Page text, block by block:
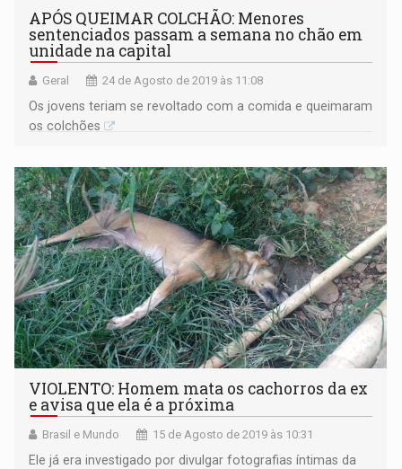
APÓS QUEIMAR COLCHÃO: Menores
sentenciados passam a semana no chão em
unidade na capital
Geral 24 de Agosto de 2019 às 11:08
Os jovens teriam se revoltado com a comida e queimaram
os colchões
VIOLENTO: Homem mata os cachorros da ex
e avisa que ela é a próxima
Brasil e Mundo 15 de Agosto de 2019 às 10:31
Ele já era investigado por divulgar fotografias íntimas da